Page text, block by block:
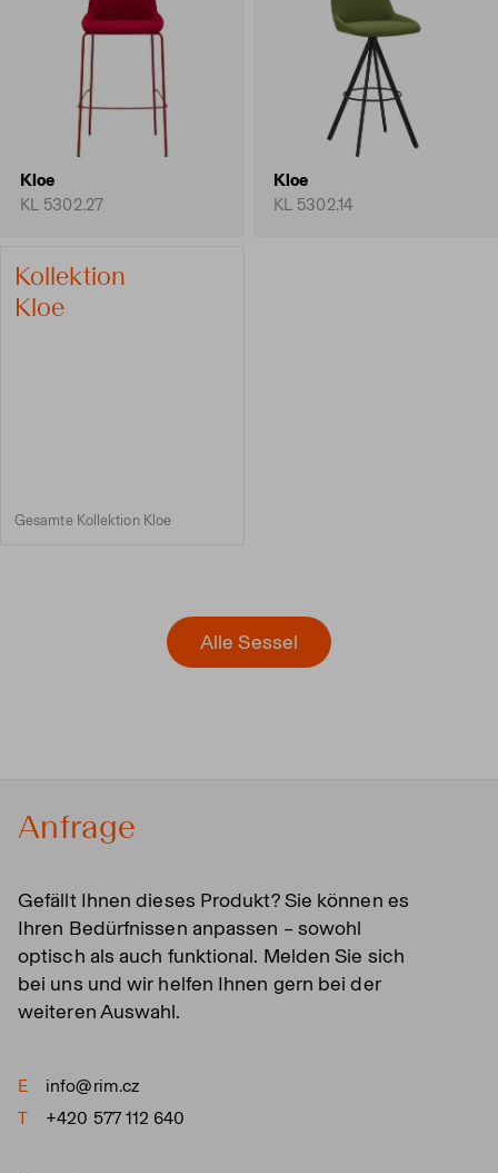
Kloe
KL 5302.27
Kloe
KL 5302.14
Kollektion
Kloe
Gesamte Kollektion Kloe
Alle Sessel
Anfrage
Gefällt Ihnen dieses Produkt? Sie können es
Ihren Bedürfnissen anpassen – sowohl
optisch als auch funktional. Melden Sie sich
bei uns und wir helfen Ihnen gern bei der
weiteren Auswahl.
E
info@rim.cz
T
+420 577 112 640